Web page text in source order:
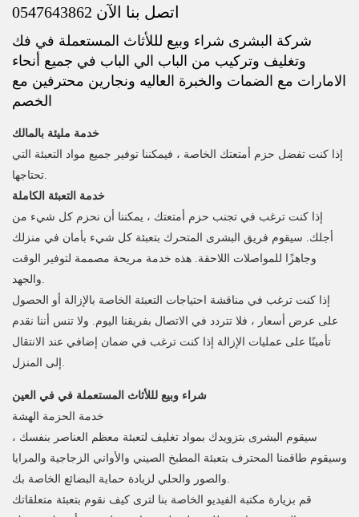
اتصل بنا الآن 0547643862
شركة البشرى شراء وبيع لللأثاث المستعملة في فك
وتغليف وتركيب من الباب الي الباب في جميع أنحاء
الامارات مع الضمات والخبرة العاليه ونجارين محترفين مع
الخصم
خدمة مليئة بالمالك
إذا كنت تفضل حزم أمتعتك الخاصة ، فيمكننا توفير جميع مواد التعبئة التي
خدمة التعبئة الكاملة
إذا كنت ترغب في تجنب حزم أمتعتك ، يمكننا أن نحزم كل شيء من
أجلك. سيقوم فريق البشرى المتحرك بتعبئة كل شيء بأمان في منزلك
وجاهزًا للمواصلات اللاحقة. هذه خدمة مريحة مصممة لتوفير الوقت
إذا كنت ترغب في مناقشة احتياجات التعبئة الخاصة بالإزالة أو الحصول
على عرض أسعار ، فلا تتردد في الاتصال بفريقنا اليوم. ولا تنس أننا نقدم
تأمينًا على عمليات الإزالة إذا كنت ترغب في ضمان إضافي عند الانتقال
شراء وبيع لللأثاث المستعملة في في العين
خدمة الحزمة الهشة
سيقوم البشرى بتزويدك بمواد تغليف لتعبئة معظم العناصر بنفسك ،
وسيقوم طاقمنا المحترف بتعبئة المطبخ الصيني والأواني الزجاجية والمرايا
قم بزيارة مكتبة الفيديو الخاصة بنا لترى كيف نقوم بتعبئة متعلقاتك